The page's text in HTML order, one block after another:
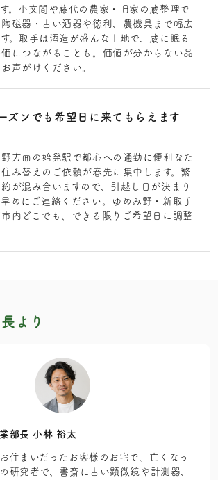
。小文間や藤代の農家・旧家の蔵整理で
磁器・古い酒器や徳利、農機具まで幅広
。取手は酒造が盛んな土地で、蔵に眠る
につながることも。価値が分からない品
声がけください。
ズンでも希望日に来てもらえます
方面の始発駅で都心への通勤に便利なた
み替えのご依頼が春先に集中します。繁
が混み合いますので、引越し日が決まり
早めにご連絡ください。ゆめみ野・新取手
内どこでも、できる限りご希望日に調整
より
部長 小林 裕太
住まいだったお客様のお宅で、亡くなっ
研究者で、書斎に古い顕微鏡や計測器、